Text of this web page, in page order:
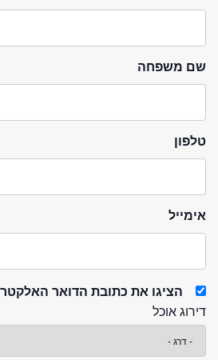
שם משפחה
טלפון
אימייל
הציגו את כתובת הדואר
דירוג אוכל